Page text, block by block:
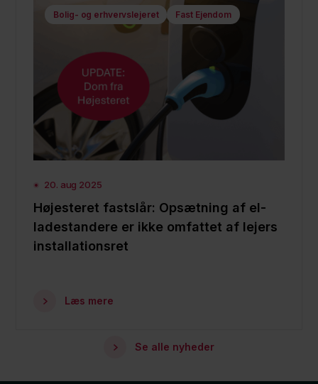
Bolig- og erhvervslejeret Fast Ejendom
20. aug 2025
Højesteret fastslår: Opsætning af el-
ladestandere er ikke omfattet af lejers
installationsret
Læs mere
Se alle nyheder